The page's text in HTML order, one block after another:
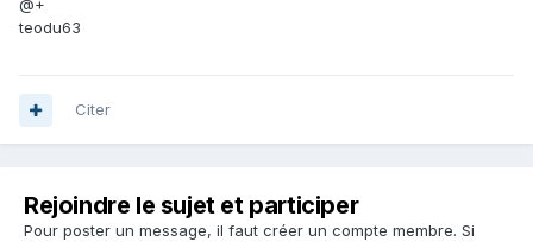
@+
teodu63
Citer
Rejoindre le sujet et participer
Pour poster un message, il faut créer un compte membre. Si